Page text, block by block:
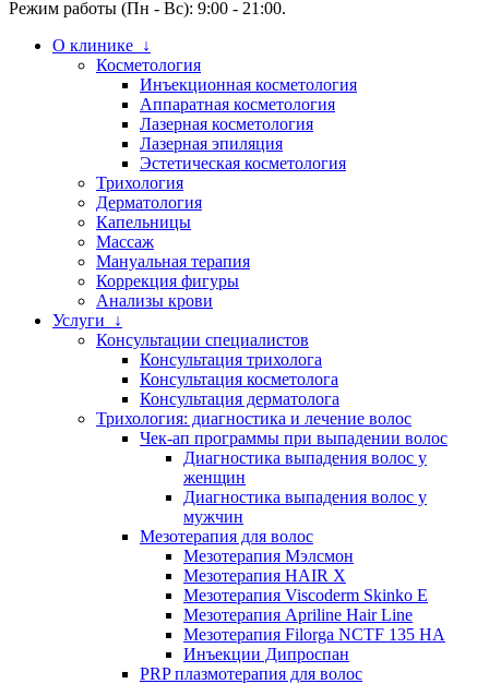
Режим работы (Пн - Вс): 9:00 - 21:00.
О клинике ↓
Косметология
Инъекционная косметология
Аппаратная косметология
Лазерная косметология
Лазерная эпиляция
Эстетическая косметология
Трихология
Дерматология
Капельницы
Массаж
Мануальная терапия
Коррекция фигуры
Анализы крови
Услуги ↓
Консультации специалистов
Консультация трихолога
Консультация косметолога
Консультация дерматолога
Трихология: диагностика и лечение волос
Чек-ап программы при выпадении волос
Диагностика выпадения волос у
женщин
Диагностика выпадения волос у
мужчин
Мезотерапия для волос
Мезотерапия Мэлсмон
Мезотерапия HAIR X
Мезотерапия Viscoderm Skinko E
Мезотерапия Apriline Hair Line
Мезотерапия Filorga NCTF 135 HA
Инъекции Дипроспан
PRP плазмотерапия для волос